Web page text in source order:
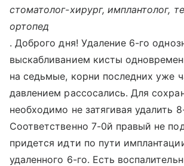
стоматолог-хирург, имплантолог,
ортопед
. Доброго дня! Удаление 6-го
выскабливанием кисты
на седьмые, корни последних уже
давлением рассосались. Для
необходимо не затягивая удалить
Соответственно 7-0й правый не
придется идти по пути
удаленного 6-го. Есть